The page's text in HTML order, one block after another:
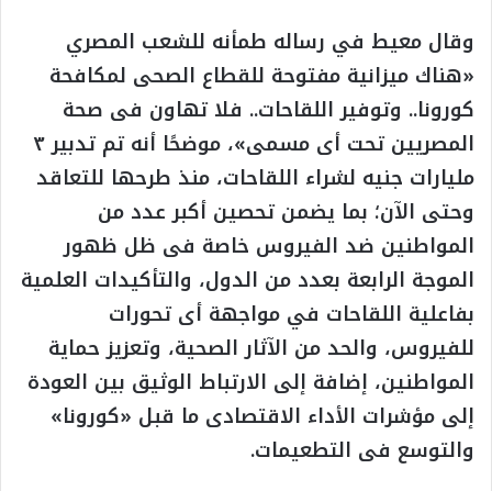
وقال معيط في رساله طمأنه للشعب المصري
«هناك ميزانية مفتوحة للقطاع الصحى لمكافحة
كورونا.. وتوفير اللقاحات.. فلا تهاون فى صحة
المصريين تحت أى مسمى»، موضحًا أنه تم تدبير ٣
مليارات جنيه لشراء اللقاحات، منذ طرحها للتعاقد
وحتى الآن؛ بما يضمن تحصين أكبر عدد من
المواطنين ضد الفيروس خاصة فى ظل ظهور
الموجة الرابعة بعدد من الدول، والتأكيدات العلمية
بفاعلية اللقاحات في مواجهة أى تحورات
للفيروس، والحد من الآثار الصحية، وتعزيز حماية
المواطنين، إضافة إلى الارتباط الوثيق بين العودة
إلى مؤشرات الأداء الاقتصادى ما قبل «كورونا»
والتوسع فى التطعيمات.